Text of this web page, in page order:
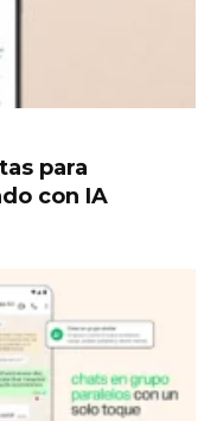
para
con IA